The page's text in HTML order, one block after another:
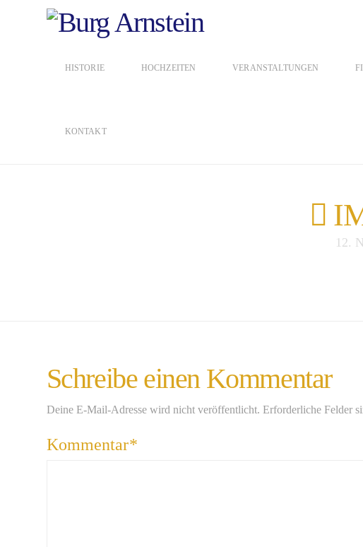
HISTORIE HOCHZEITEN VERANSTALTUNGEN
KONTAKT
12.
Schreibe einen Kommentar
Deine E-Mail-Adresse wird nicht veröffentlicht. Erforderliche Felder
Kommentar*